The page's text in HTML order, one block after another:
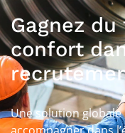
Gagnez
confort
Une solution